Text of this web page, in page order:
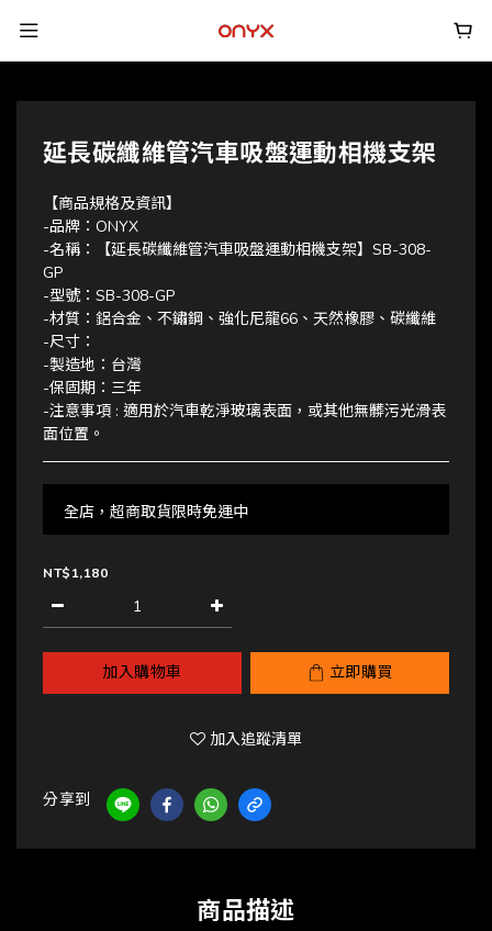
延長碳纖維管汽車吸盤運動相機支架
【商品規格及資訊】
-品牌：ONYX
-名稱：【延長碳纖維管汽車吸盤運動相機支架】SB-308-
GP
-型號：SB-308-GP
-材質：鋁合金、不鏽鋼、強化尼龍66、天然橡膠、碳纖維
-尺寸：
-製造地：台灣
-保固期：三年
-注意事項 : 適用於汽車乾淨玻璃表面，或其他無髒污光滑表
面位置。
全店，超商取貨限時免運中
NT$1,180
加入購物車 立即購買
加入追蹤清單
分享到
商品描述